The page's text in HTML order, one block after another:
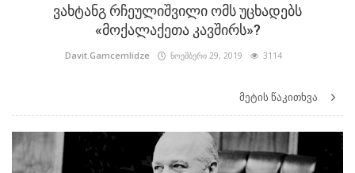
ვახტანგ რჩეულიშვილი ომს უცხადებს
«მოქალაქეთა კავშირს»?
Davit.Gamcemlidze ნოემბერი 29, 2019 3114
მეტის წაკითხვა